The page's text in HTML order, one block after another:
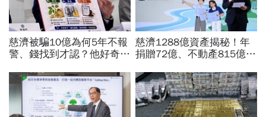
慈濟被騙10億為何5年不報
警、錢找到才認？他好奇：
「擋疫苗」黑鍋只求1件事
慈濟1288億資產揭秘！年
捐贈72億、不動產815億…
採購經過，他拆解信件批越
描越黑